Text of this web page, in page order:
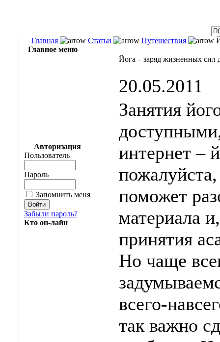
Главная Статьи Путешествия
Главное меню
Авторизация
Пользователь
Пароль
Запомнить меня
Забыли пароль?
Кто он-лайн
Йога – заряд жизненных сил
20.05.2011
Занятия
интернет –
поможет
материала
принятия
Но чаще
всего-
так важно